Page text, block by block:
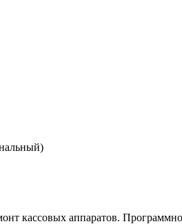
кассовых аппаратов.